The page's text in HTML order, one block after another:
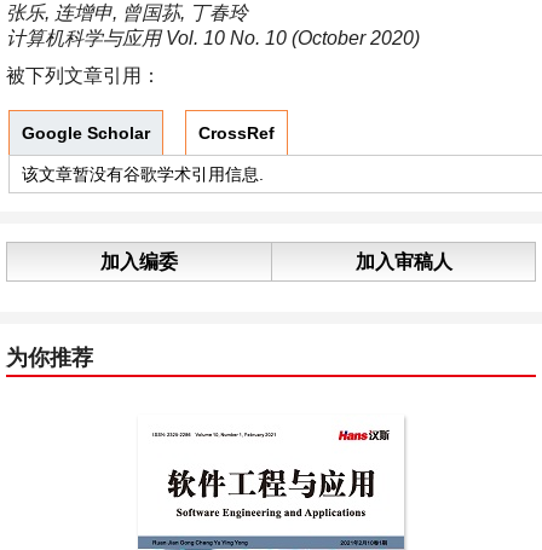
张乐, 连增申, 曾国荪, 丁春玲
计算机科学与应用 Vol. 10 No. 10 (October 2020)
被下列文章引用：
Google Scholar CrossRef
该文章暂没有谷歌学术引用信息.
加入编委 加入审稿人
为你推荐